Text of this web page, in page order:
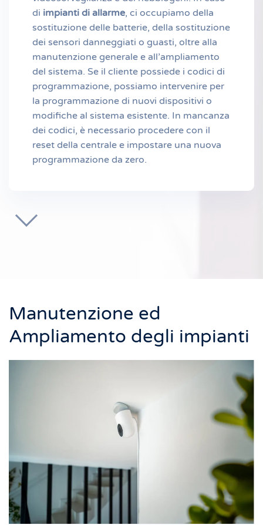
di impianti di allarme, ci occupiamo della
sostituzione delle batterie, della sostituzione
dei sensori danneggiati o guasti, oltre alla
manutenzione generale e all’ampliamento
del sistema. Se il cliente possiede i codici di
programmazione, possiamo intervenire per
la programmazione di nuovi dispositivi o
modifiche al sistema esistente. In mancanza
dei codici, è necessario procedere con il
reset della centrale e impostare una nuova
programmazione da zero.
Manutenzione ed
Ampliamento degli impianti